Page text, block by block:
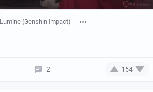
Lumine (Genshin Impact)
2 154